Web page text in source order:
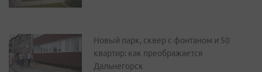
Новый парк, сквер с фонтаном и 50
квартир: как преображается
Дальнегорск